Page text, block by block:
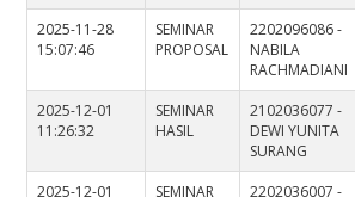
2025-11-28
15:07:46
SEMINAR
PROPOSAL
2202096086 -
NABILA
RACHMADIANI
2025-12-01
11:26:32
SEMINAR
HASIL
2102036077 -
DEWI YUNITA
SURANG
2025-12-01
SEMINAR
2202036007 -